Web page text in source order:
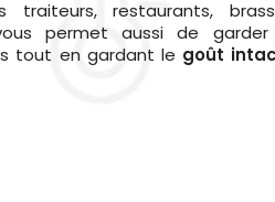
traiteurs, restaurants,
permet aussi de garder
tout en gardant le goût